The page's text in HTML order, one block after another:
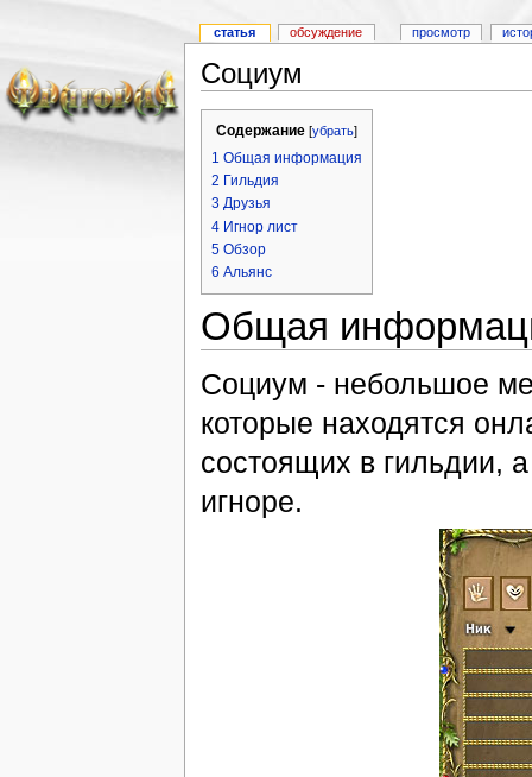
Социум
Содержание [убрать]
1 Общая информация
2 Гильдия
3 Друзья
4 Игнор лист
5 Обзор
6 Альянс
Общая
Социум - небольшое
которые находятся
состоящих в гильдии,
игноре.
статья обсуждение просмотр